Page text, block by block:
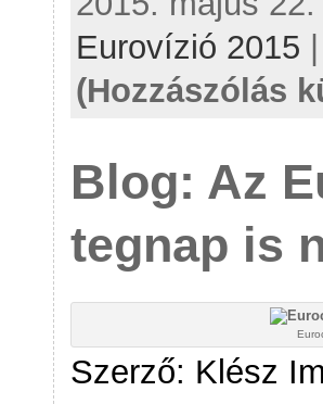
Eurovízió 2015
(Hozzászólás
Blog: Az
tegnap is
Szerző: Klész